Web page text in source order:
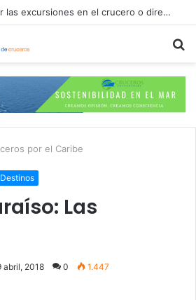
¿Es mejor contratar las excursiones en el crucero o directamente en el puerto?
por el Caribe
Destinos
Las
abril, 2018 0 1.447